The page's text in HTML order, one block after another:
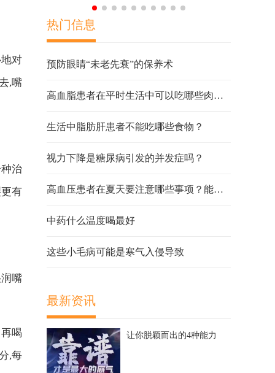
对
,嘴
治
有
嘴
喝
,每
热门信息
预防眼睛“未老先衰”的保养术
高血脂患者在平时生活中可以吃哪些肉类？
生活中脂肪肝患者不能吃哪些食物？
视力下降是糖尿病引发的并发症吗？
高血压患者在夏天要注意哪些事项？能不能吹空调？
中药什么温度喝最好
这些小毛病可能是寒气入侵导致
最新资讯
让你脱颖而出的4种能力